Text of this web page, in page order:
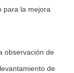
para la mejora
observación de
de